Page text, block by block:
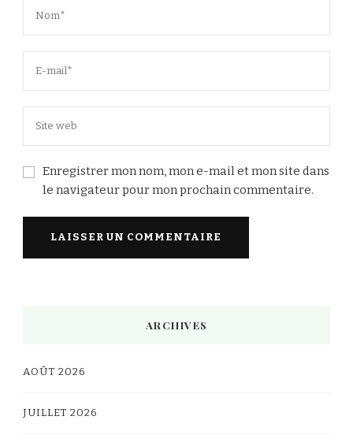
Enregistrer mon nom, mon e-mail et mon site dans
le navigateur pour mon prochain commentaire.
ARCHIVES
AOÛT 2026
JUILLET 2026